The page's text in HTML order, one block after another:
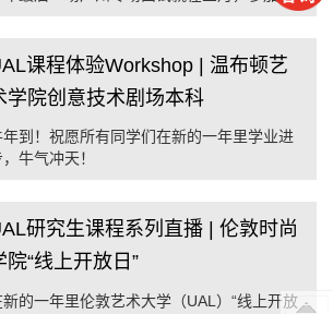
课程体验Workshop | 温布顿艺
学院创意技术剧场本科
年到！祝愿所有同学们在新的一年里学业进
牛气冲天！
研究生课程系列直播 | 伦敦时尚
院“线上开放日”
新的一年里伦敦艺术大学（UAL）“线上开放